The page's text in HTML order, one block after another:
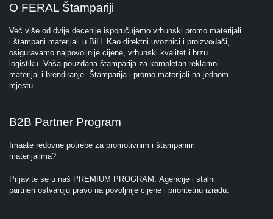
O FERAL Štampariji
Već više od dvije decenije isporučujemo vrhunski promo materijali
i štampani materijali u BiH. Kao direktni uvoznici i proizvođači,
osiguravamo najpovoljnije cijene, vrhunski kvalitet i brzu
logistiku. Vaša pouzdana štamparija za kompletan reklamni
materijal i brendiranje. Štamparija i promo materijali na jednom
mjestu.
B2B Partner Program
Imaate redovne potrebe za promotivnim i štampanim
materijalima?
Prijavite se u naš PREMIUM PROGRAM. Agencije i stalni
partneri ostvaruju pravo na povoljnije cijene i prioritetnu izradu.